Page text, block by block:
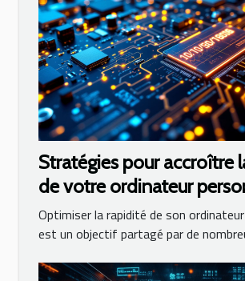
Stratégies pour accroître
de votre ordinateur
Optimiser la rapidité de son
est un objectif partagé par de